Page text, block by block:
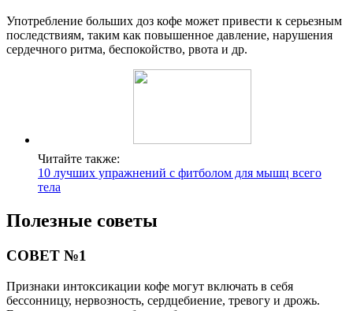
Употребление больших доз кофе может привести к серьезным
последствиям, таким как повышенное давление, нарушения
сердечного ритма, беспокойство, рвота и др.
Читайте также:
10 лучших упражнений с фитболом для мышц всего
тела
Полезные советы
СОВЕТ №1
Признаки интоксикации кофе могут включать в себя
бессонницу, нервозность, сердцебиение, тревогу и дрожь.